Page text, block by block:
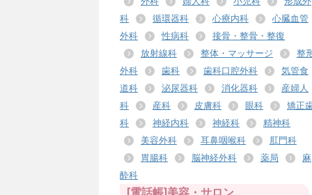
科
循環器科 心療内科
心臓血管
外科
性病科
接骨・整骨・整復
放射線科
整体・マッサージ
整
外科
歯科 歯科口腔外科
気管食
道科
泌尿器科 消化器科
産婦人
科
産科 皮膚科 眼科
矯正
科
神経内科 神経科
精神科
美容外科
耳鼻咽喉科
肛門科
胃腸科
脳神経外科 薬局
麻
酔科